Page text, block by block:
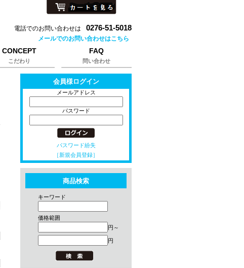
電話でのお問い合わせは 0276-51-5018
メールでのお問い合わせはこちら
CONCEPT
こだわり
FAQ
問い合わせ
会員様ログイン
メールアドレス
パスワード
パスワード紛失
［新規会員登録］
商品検索
キーワード
価格範囲
円～
円